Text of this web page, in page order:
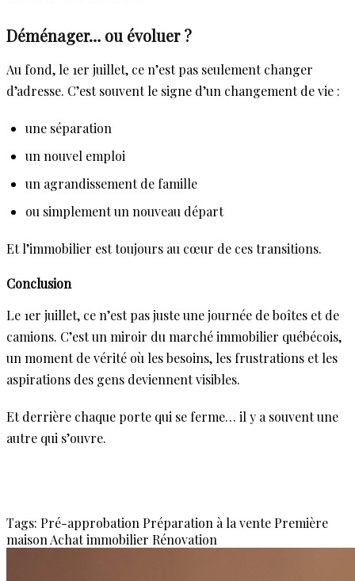
Déménager… ou évoluer ?
Au fond, le 1er juillet, ce n’est pas seulement changer
d’adresse. C’est souvent le signe d’un changement de vie :
une séparation
un nouvel emploi
un agrandissement de famille
ou simplement un nouveau départ
Et l’immobilier est toujours au cœur de ces transitions.
Conclusion
Le 1er juillet, ce n’est pas juste une journée de boîtes et de
camions. C’est un miroir du marché immobilier québécois,
un moment de vérité où les besoins, les frustrations et les
aspirations des gens deviennent visibles.
Et derrière chaque porte qui se ferme… il y a souvent une
autre qui s’ouvre.
Tags: Pré-approbation Préparation à la vente Première
maison Achat immobilier Rénovation